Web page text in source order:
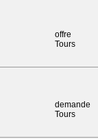
offre
Tours
demande
Tours